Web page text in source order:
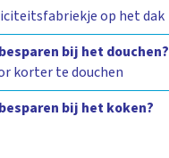
op het dak
bij het douchen?
korter te douchen
bij het koken?